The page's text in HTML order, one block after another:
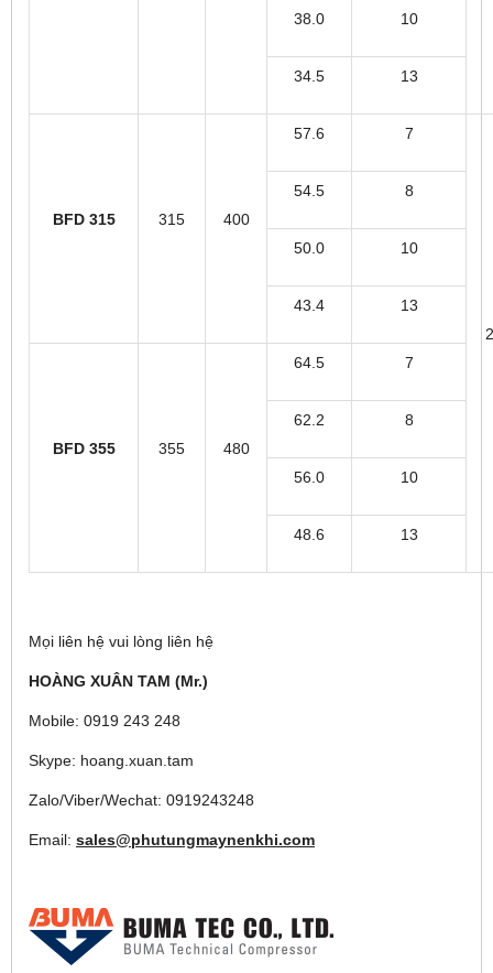
38.0 10
34.5 13
BFD 315 315 400
57.6 7
54.5 8
50.0 10
43.4 13
BFD 355 355 480
64.5 7
62.2 8
56.0 10
48.6 13
Mọi liên hệ vui lòng liên hệ
HOÀNG XUÂN TAM (Mr.)
Mobile: 0919 243 248
Skype: hoang.xuan.tam
Zalo/Viber/Wechat: 0919243248
Email: sales@phutungmaynenkhi.com